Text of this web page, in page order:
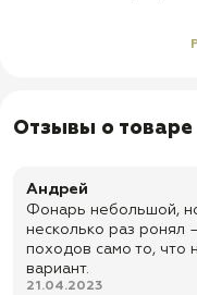
Сверхъяркий белый;
Режим стробоскопа;
SOS;
✅ Тип диода: LED
✅Время непрерывной
Отзывы о товаре
Андрей
Фонарь небольшой,
несколько раз ронял
походов само то, что
вариант.
21.04.2023